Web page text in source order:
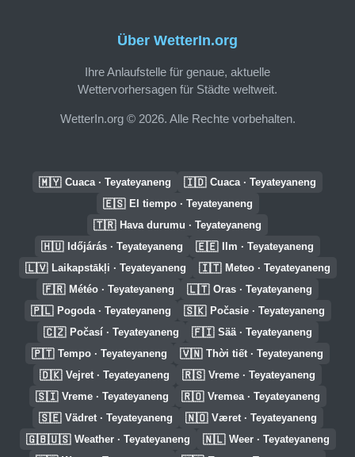
Über WetterIn.org
Ihre Anlaufstelle für genaue, aktuelle
Wettervorhersagen für Städte weltweit.
WetterIn.org © 2026. Alle Rechte vorbehalten.
🇲🇾 Cuaca · Teyateyaneng 🇮🇩 Cuaca · Teyateyaneng
🇪🇸 El tiempo · Teyateyaneng
🇹🇷 Hava durumu · Teyateyaneng
🇭🇺 Időjárás · Teyateyaneng 🇪🇪 Ilm · Teyateyaneng
🇱🇻 Laikapstākļi · Teyateyaneng 🇮🇹 Meteo · Teyateyaneng
🇫🇷 Météo · Teyateyaneng 🇱🇹 Oras · Teyateyaneng
🇵🇱 Pogoda · Teyateyaneng 🇸🇰 Počasie · Teyateyaneng
🇨🇿 Počasí · Teyateyaneng 🇫🇮 Sää · Teyateyaneng
🇵🇹 Tempo · Teyateyaneng 🇻🇳 Thời tiết · Teyateyaneng
🇩🇰 Vejret · Teyateyaneng 🇷🇸 Vreme · Teyateyaneng
🇸🇮 Vreme · Teyateyaneng 🇷🇴 Vremea · Teyateyaneng
🇸🇪 Vädret · Teyateyaneng 🇳🇴 Været · Teyateyaneng
🇬🇧🇺🇸 Weather · Teyateyaneng 🇳🇱 Weer · Teyateyaneng